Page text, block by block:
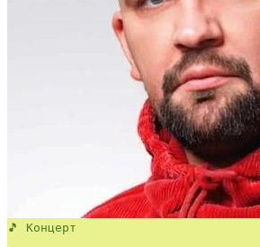
🎵 Концерт